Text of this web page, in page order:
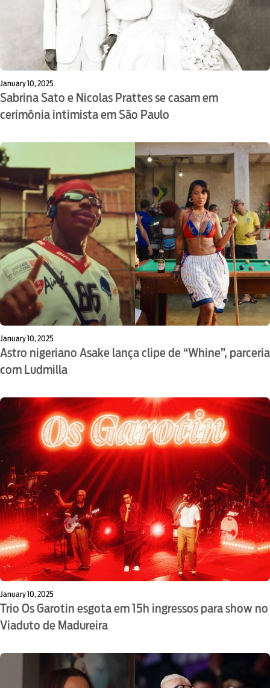
January 10, 2025
Sabrina Sato e Nicolas Prattes se casam em
cerimônia intimista em São Paulo
January 10, 2025
Astro nigeriano Asake lança clipe de “Whine”, parceria
com Ludmilla
January 10, 2025
Trio Os Garotin esgota em 15h ingressos para show no
Viaduto de Madureira